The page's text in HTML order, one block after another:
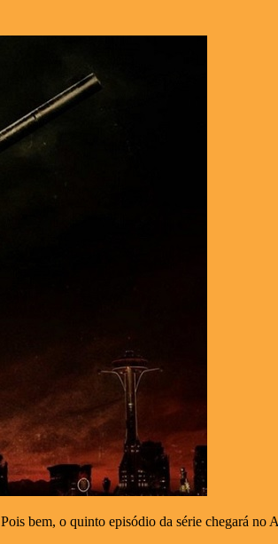
bem, o quinto episódio da série chegará no